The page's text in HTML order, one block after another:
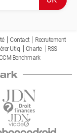
Contact
Recrutement
Utiq Charte
RSS
Benchmark